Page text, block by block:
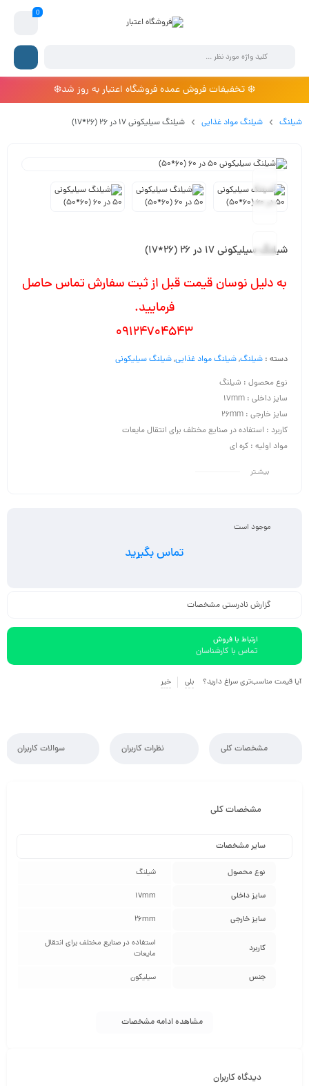
0
❄️ تخفیفات فروش عمده فروشگاه اعتبار به روز شد❄️
شیلنگ شیلنگ مواد غذایی شیلنگ سیلیکونی 17 در 26 (26*17)
شیلنگ سیلیکونی 17 در 26 (26*17)
به دلیل نوسان قیمت قبل از ثبت سفارش تماس حاصل
فرمایید.
09124704543
دسته : شیلنگ,شیلنگ مواد غذایی,شیلنگ سیلیکونی
نوع محصول : شیلنگ
سایز داخلی : 17mm
سایز خارجی : 26mm
کاربرد : استفاده در صنایع مختلف برای انتقال مایعات
مواد اولیه : کره ای
بیشـتر
موجود است
تماس بگیرید
گزارش نادرستی مشخصات
ارتباط با فروش
تماس با کارشناسان
آیا قیمت مناسب‌تری سراغ دارید؟ بلی خیر
مشخصات کلی نظرات کاربران سوالات کاربران
مشخصات کلی
سایر مشخصات
نوع محصول شیلنگ
سایز داخلی 17mm
سایز خارجی 26mm
کاربرد
استفاده در صنایع مختلف برای انتقال
مایعات
جنس سیلیکون
مشاهده ادامه مشخصات
دیدگاه کاربران